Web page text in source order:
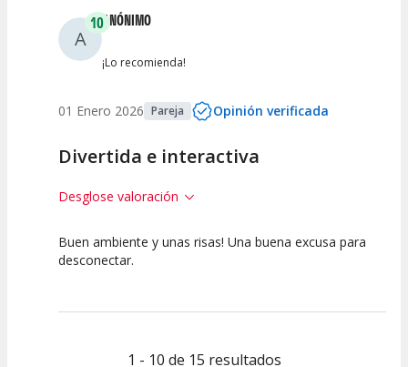
A
10ANÓNIMO
¡Lo recomienda!
01 Enero 2026 Pareja Opinión verificada
Divertida e interactiva
Desglose valoración
10 10 10
Buen ambiente y unas risas! Una buena excusa para
desconectar.
1 - 10 de 15 resultados